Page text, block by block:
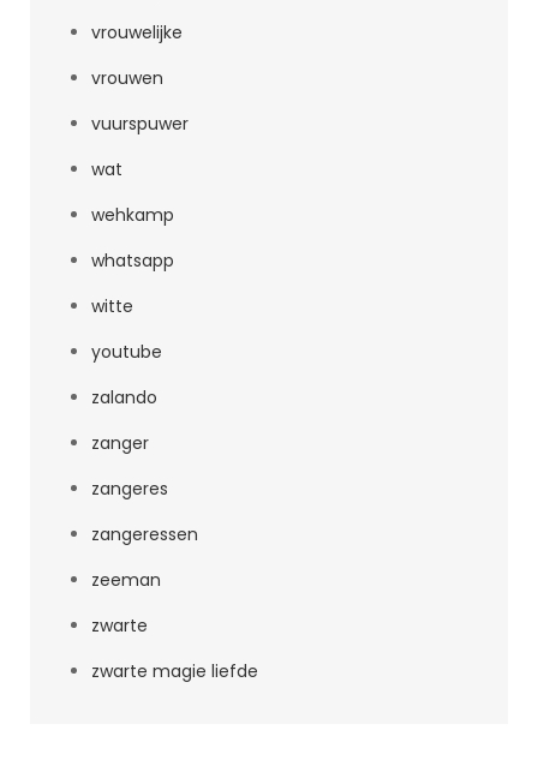
vrouwelijke
vrouwen
vuurspuwer
wat
wehkamp
whatsapp
witte
youtube
zalando
zanger
zangeres
zangeressen
zeeman
zwarte
zwarte magie liefde